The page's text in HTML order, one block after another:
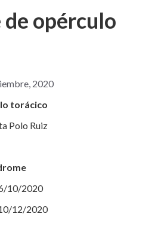
opérculo
2020
torácico
Polo Ruiz
10/2020
12/2020